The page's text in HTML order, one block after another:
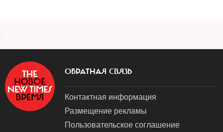
ОБРАТНАЯ СВЯЗЬ
Контактная информация
Размещение рекламы
Пользовательское соглашение